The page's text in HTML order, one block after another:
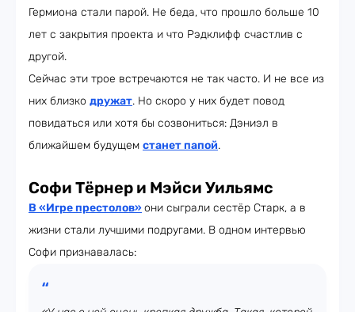
Гермиона стали парой. Не беда, что прошло больше 10
лет с закрытия проекта и что Рэдклифф счастлив с
другой.
Сейчас эти трое встречаются не так часто. И не все из
них близко дружат. Но скоро у них будет повод
повидаться или хотя бы созвониться: Дэниэл в
ближайшем будущем станет папой.
Софи Тёрнер и Мэйси Уильямс
В «Игре престолов»они сыграли сестёр Старк, а в
жизни стали лучшими подругами. В одном интервью
Софи признавалась: